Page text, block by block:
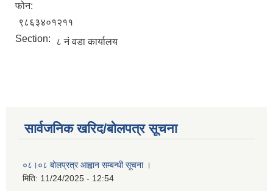
फोन:
९८६३४०१२११
Section:
८ नं वडा कार्यालय
सार्वजनिक खरिद/बोलपत्र सूचना
०८।०८ बोलप्रत्र आह्वान सम्बन्धी सूचना ।
मिति: 11/24/2025 - 12:54